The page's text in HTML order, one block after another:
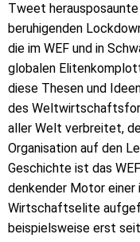
Tweet
beruhigenden
die im WEF und in
globalen
diese Thesen und
des
aller Welt verbreitet,
Organisation auf den
Geschichte ist das
denkender Motor
Wirtschaftselite
beispielsweise erst